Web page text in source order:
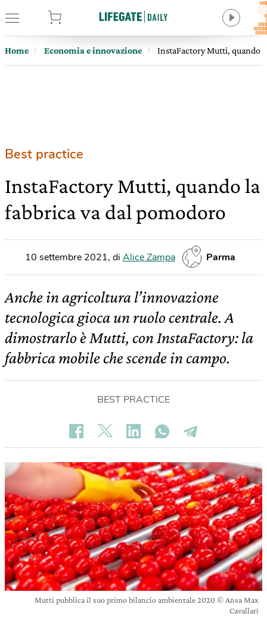
Home Economia e innovazione InstaFactory Mutti, quando
Best practice
InstaFactory Mutti, quando la
fabbrica va dal pomodoro
10 settembre 2021, di Alice Zampa Parma
Anche in agricoltura l’innovazione
tecnologica gioca un ruolo centrale. A
dimostrarlo è Mutti, con InstaFactory: la
fabbrica mobile che scende in campo.
BEST PRACTICE
Mutti pubblica il suo primo bilancio ambientale 2020 © Ansa Max
Cavallari